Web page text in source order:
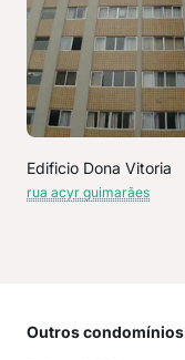
Edificio Dona Vitoria
rua acyr guimarães
Outros